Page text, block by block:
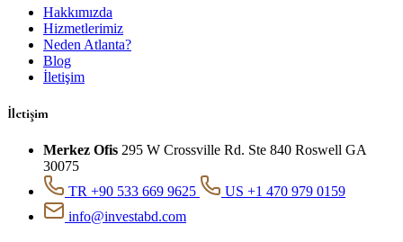
Hakkımızda
Hizmetlerimiz
Neden Atlanta?
Blog
İletişim
İletişim
Merkez Ofis 295 W Crossville Rd. Ste 840 Roswell GA
30075
TR +90 533 669 9625
US +1 470 979 0159
info@investabd.com